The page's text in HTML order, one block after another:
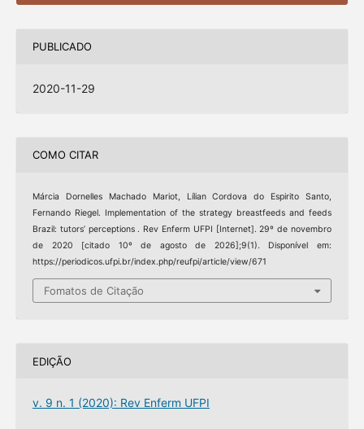
PUBLICADO
2020-11-29
COMO CITAR
Márcia Dornelles Machado Mariot, Lílian Cordova do Espirito Santo,
Fernando Riegel. Implementation of the strategy breastfeeds and feeds
Brazil: tutors’ perceptions . Rev Enferm UFPI [Internet]. 29º de novembro
de 2020 [citado 10º de agosto de 2026];9(1). Disponível em:
https://periodicos.ufpi.br/index.php/reufpi/article/view/671
Fomatos de Citação
EDIÇÃO
v. 9 n. 1 (2020): Rev Enferm UFPI